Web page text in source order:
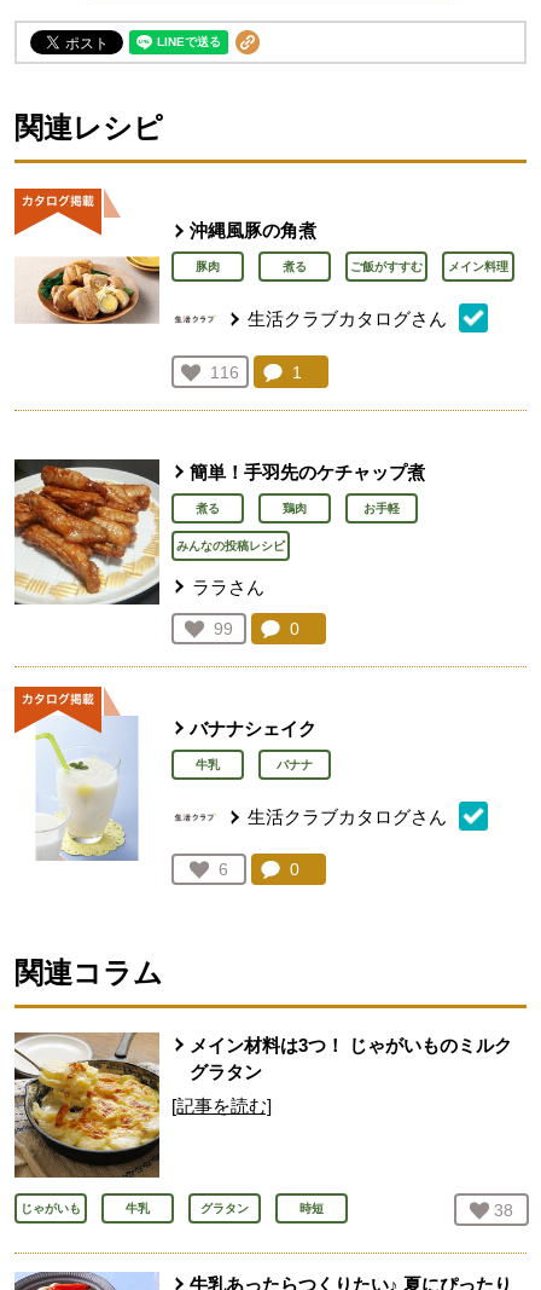
関連レシピ
沖縄風豚の角煮
豚肉 煮る ご飯がすすむ メイン料理
生活クラブカタログさん
お気に入り登録：
116
人が登録
コメント：
1
簡単！手羽先のケチャップ煮
煮る 鶏肉 お手軽
みんなの投稿レシピ
ララさん
お気に入り登録：
99
人が登録
コメント：
0
バナナシェイク
牛乳 バナナ
生活クラブカタログさん
お気に入り登録：
6
人が登録
コメント：
0
関連コラム
メイン材料は3つ！ じゃがいものミルク
グラタン
[記事を読む]
じゃがいも 牛乳 グラタン 時短 お気
38
牛乳あったらつくりたい♪ 夏にぴったり